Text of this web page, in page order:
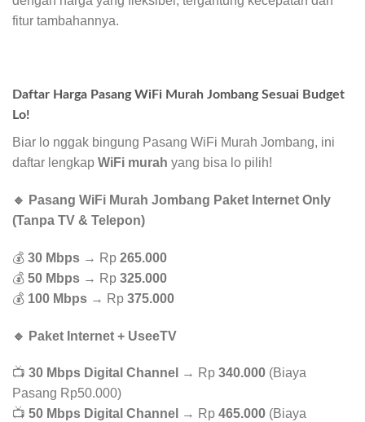
fitur tambahannya.
Daftar Harga Pasang WiFi Murah Jombang Sesuai Budget
Lo!
Biar lo nggak bingung Pasang WiFi Murah Jombang, ini
daftar lengkap WiFi murah yang bisa lo pilih!
🔹 Pasang WiFi Murah Jombang Paket Internet Only
(Tanpa TV & Telepon)
💰 30 Mbps → Rp 265.000
💰 50 Mbps → Rp 325.000
💰 100 Mbps → Rp 375.000
🔹 Paket Internet + UseeTV
📺 30 Mbps Digital Channel → Rp 340.000 (Biaya
Pasang Rp50.000)
📺 50 Mbps Digital Channel → Rp 465.000 (Biaya